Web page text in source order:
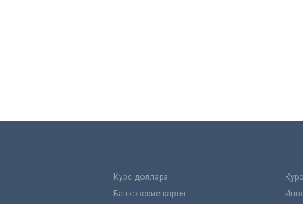
Курс доллара
Банковские карты